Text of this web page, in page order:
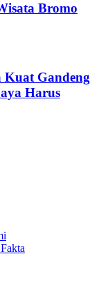
Bromo
Gandeng
Harus